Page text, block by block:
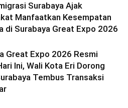
Surabaya Ajak
Manfaatkan Kesempatan
di Surabaya Great Expo 2026
Great Expo 2026 Resmi
Ini, Wali Kota Eri Dorong
Tembus Transaksi